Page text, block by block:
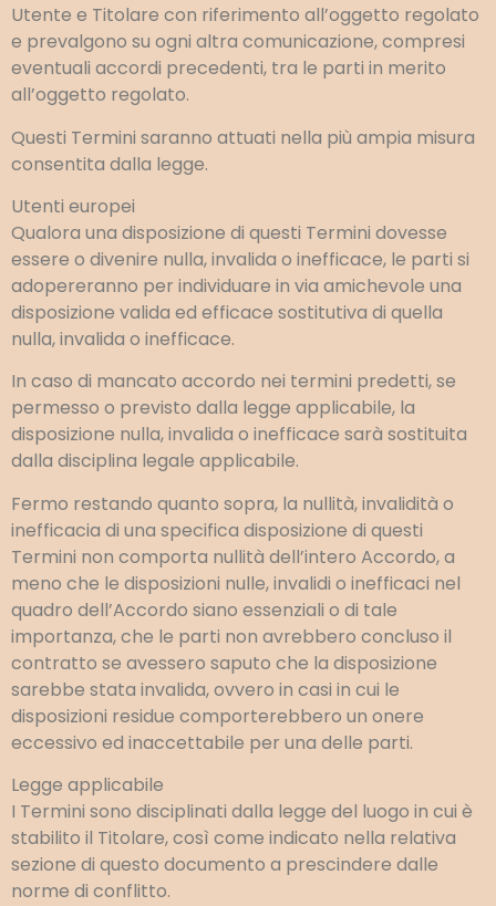
Utente e Titolare con riferimento all’oggetto regolato
e prevalgono su ogni altra comunicazione, compresi
eventuali accordi precedenti, tra le parti in merito
all’oggetto regolato.
Questi Termini saranno attuati nella più ampia misura
consentita dalla legge.
Utenti europei
Qualora una disposizione di questi Termini dovesse
essere o divenire nulla, invalida o inefficace, le parti si
adopereranno per individuare in via amichevole una
disposizione valida ed efficace sostitutiva di quella
nulla, invalida o inefficace.
In caso di mancato accordo nei termini predetti, se
permesso o previsto dalla legge applicabile, la
disposizione nulla, invalida o inefficace sarà sostituita
dalla disciplina legale applicabile.
Fermo restando quanto sopra, la nullità, invalidità o
inefficacia di una specifica disposizione di questi
Termini non comporta nullità dell’intero Accordo, a
meno che le disposizioni nulle, invalidi o inefficaci nel
quadro dell’Accordo siano essenziali o di tale
importanza, che le parti non avrebbero concluso il
contratto se avessero saputo che la disposizione
sarebbe stata invalida, ovvero in casi in cui le
disposizioni residue comporterebbero un onere
eccessivo ed inaccettabile per una delle parti.
Legge applicabile
I Termini sono disciplinati dalla legge del luogo in cui è
stabilito il Titolare, così come indicato nella relativa
sezione di questo documento a prescindere dalle
norme di conflitto.